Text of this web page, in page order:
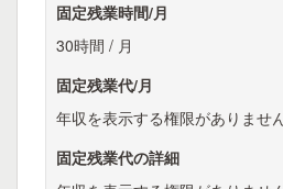
固定残業時間/月
30時間 / 月
固定残業代/月
年収を表示する権限がありませ
固定残業代の詳細